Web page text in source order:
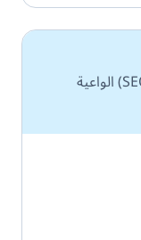
ترجمة حقول تحسين محركات البحث (SEO) الواعية